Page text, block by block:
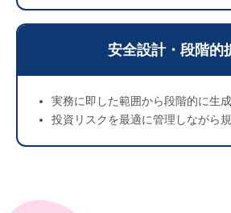
安全設計・段階的
実務に即した範囲から段階的に生
投資リスクを最適に管理しながら